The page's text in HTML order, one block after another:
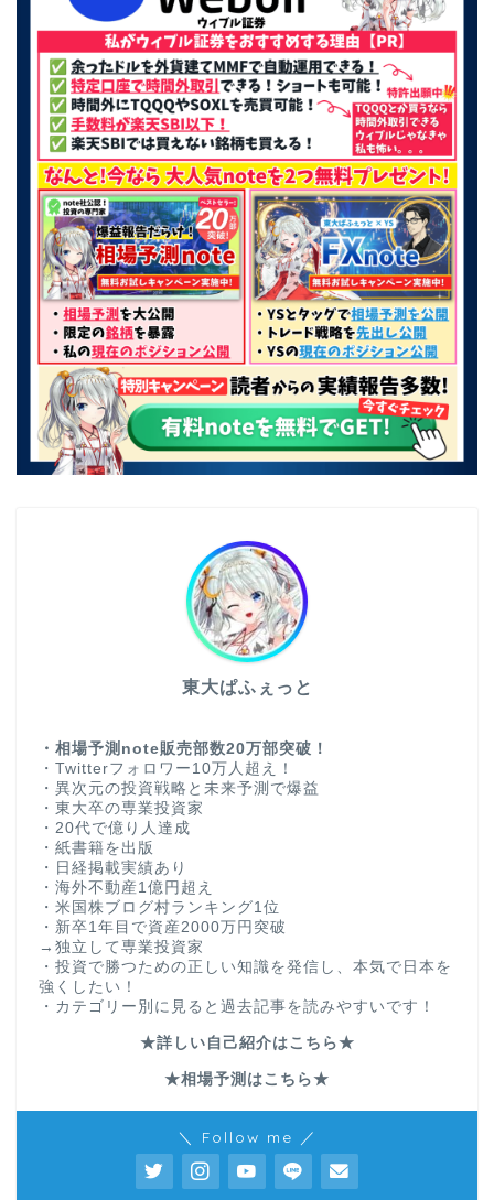
東大ぱふぇっと
・相場予測note販売部数20万部突破！
・Twitterフォロワー10万人超え！
・異次元の投資戦略と未来予測で爆益
・東大卒の専業投資家
・20代で億り人達成
・紙書籍を出版
・日経掲載実績あり
・海外不動産1億円超え
・米国株ブログ村ランキング1位
・新卒1年目で資産2000万円突破
→独立して専業投資家
・投資で勝つための正しい知識を発信し、本気で日本を
強くしたい！
・カテゴリー別に見ると過去記事を読みやすいです！
★詳しい自己紹介はこちら★
★相場予測はこちら★
＼ Follow me ／